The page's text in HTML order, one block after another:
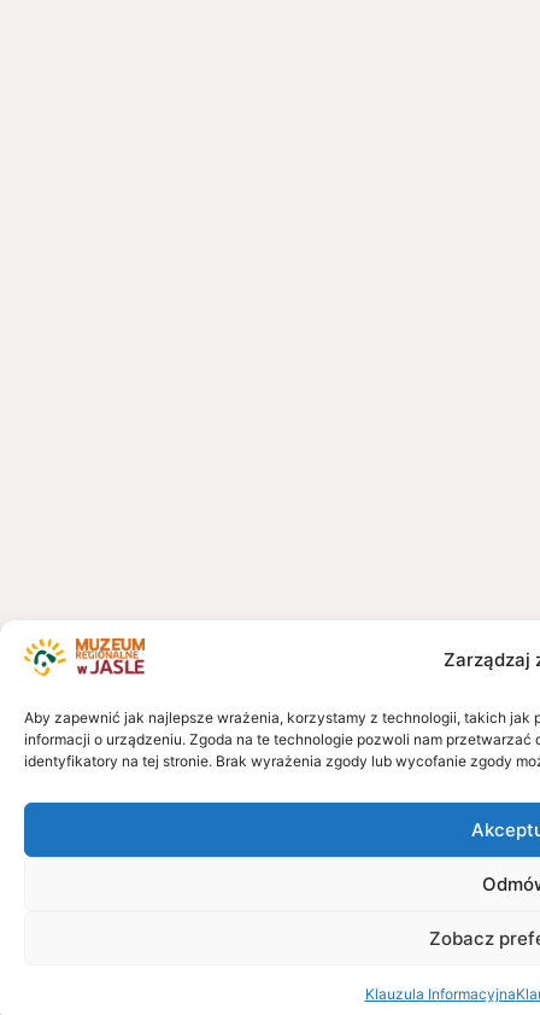
Zarządzaj
Aby zapewnić jak najlepsze wrażenia, korzystamy z technologii, takich
informacji o urządzeniu. Zgoda na te technologie pozwoli nam
identyfikatory na tej stronie. Brak wyrażenia zgody lub wycofanie zgody
Zobacz
Klauzula Informacyjna